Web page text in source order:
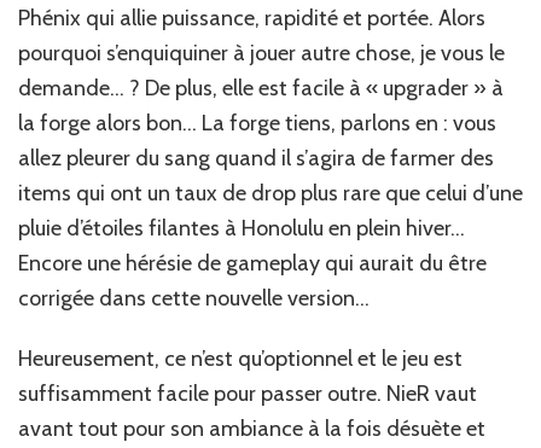
Phénix qui allie puissance, rapidité et portée. Alors
pourquoi s’enquiquiner à jouer autre chose, je vous le
demande… ? De plus, elle est facile à « upgrader » à
la forge alors bon… La forge tiens, parlons en : vous
allez pleurer du sang quand il s’agira de farmer des
items qui ont un taux de drop plus rare que celui d’une
pluie d’étoiles filantes à Honolulu en plein hiver…
Encore une hérésie de gameplay qui aurait du être
corrigée dans cette nouvelle version…
Heureusement, ce n’est qu’optionnel et le jeu est
suffisamment facile pour passer outre. NieR vaut
avant tout pour son ambiance à la fois désuète et